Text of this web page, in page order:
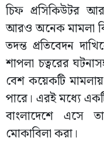
চিফ প্রসিকিউটর
আরও অনেক মামলা
তদন্ত প্রতিবেদন
শাপলা চত্বরের
বেশ কয়েকটি
পারে। এরই মধ্যে
বাংলাদেশে এসে
মোকাবিলা করা।